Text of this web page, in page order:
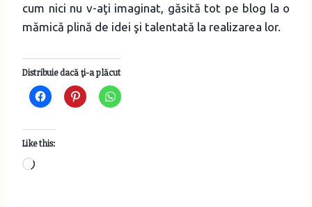
cum nici nu v-aţi imaginat, găsită tot pe blog la o
mămică plină de idei şi talentată la realizarea lor.
Distribuie dacă ţi-a plăcut
Like this:
L